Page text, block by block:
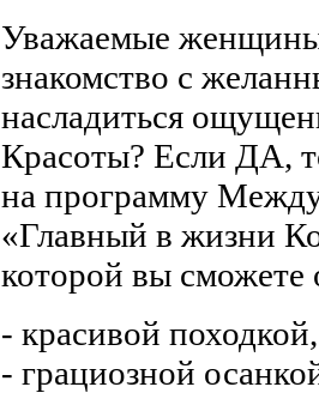
Уважаемые
знакомство с
насладиться
Красоты? Если ДА,
на программу
«Главный в жизни
которой вы сможете
- красивой походкой,
- грациозной